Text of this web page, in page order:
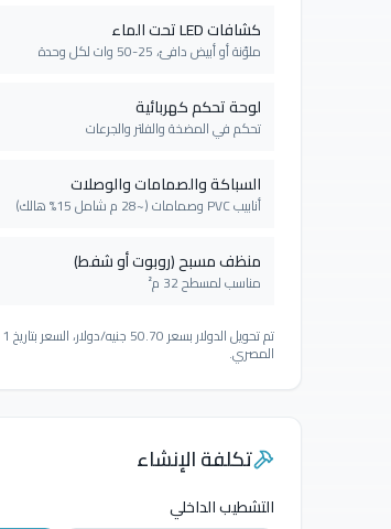
كشافات LED تحت الماء
ملوّنة أو أبيض دافئ، 25-50 وات لكل وحدة
لوحة تحكم كهربائية
تحكم في المضخة والفلتر والجرعات
السباكة والصمامات والوصلات
أنابيب PVC وصمامات (~28 م شامل 15% هالك)
منظف مسبح (روبوت أو شفط)
مناسب لمسطح 32 م²
المصري.
تكلفة الإنشاء
التشطيب الداخلي